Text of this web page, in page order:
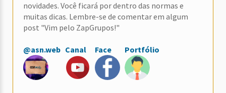
novidades. Você ficará por dentro das normas e
muitas dicas. Lembre-se de comentar em algum
post "Vim pelo ZapGrupos!"
@asn.web Canal Face Portfólio